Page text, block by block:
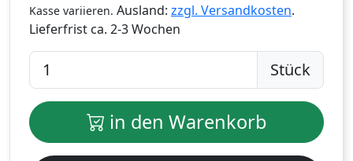
Kasse variieren. Ausland: zzgl. Versandkosten.
Lieferfrist ca. 2-3 Wochen
Stück
in den Warenkorb